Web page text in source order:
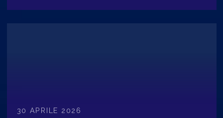
30 APRILE 2026